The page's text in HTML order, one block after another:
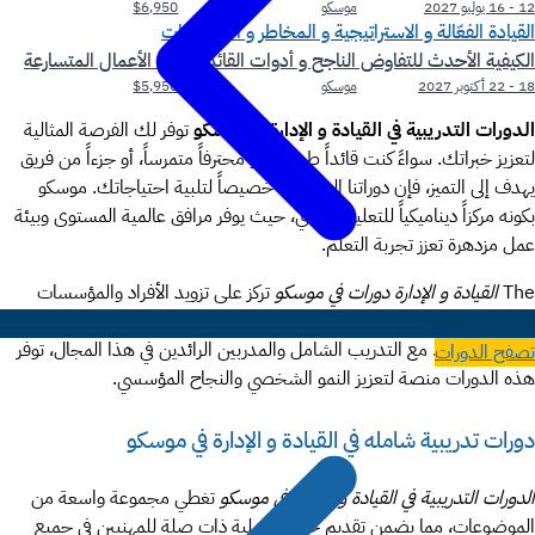
تصفح الدورات
12 - 16 يوليو 2027 موسكو $6,950
القيادة الفعّالة و الاستراتيجية و المخاطر و المفاوضات
الكيفية الأحدث للتفاوض الناجح و أدوات القائد في بيئة الأعمال المتسارعة
18 - 22 أكتوبر 2027 موسكو $5,950
الدورات التدريبية في القيادة و الإدارة في موسكوتوفر لك الفرصة المثالية
لتعزيز خبراتك. سواءً كنت قائداً طموحاً، أو محترفاً متمرساً، أو جزءاً من فريق
يهدف إلى التميز، فإن دوراتنا المصممة خصيصاً لتلبية احتياجاتك. موسكو
بكونه مركزاً ديناميكياً للتعليم المهني، حيث يوفر مرافق عالمية المستوى وبيئة
عمل مزدهرة تعزز تجربة التعلم.
Theالقيادة و الإدارة دورات في موسكو تركز على تزويد الأفراد والمؤسسات
التحديات بثقة. مع التدريب الشامل والمدربين الرائدين في هذا المجال، توفر
هذه الدورات منصة لتعزيز النمو الشخصي والنجاح المؤسسي.
دورات تدريبية شامله في القيادة و الإدارة في موسكو
الدورات التدريبية في القيادة و الإدارة في موسكو تغطي مجموعة واسعة من
الموضوعات، مما يضمن تقديم خبرات عملية ذات صلة للمهنيين في جميع